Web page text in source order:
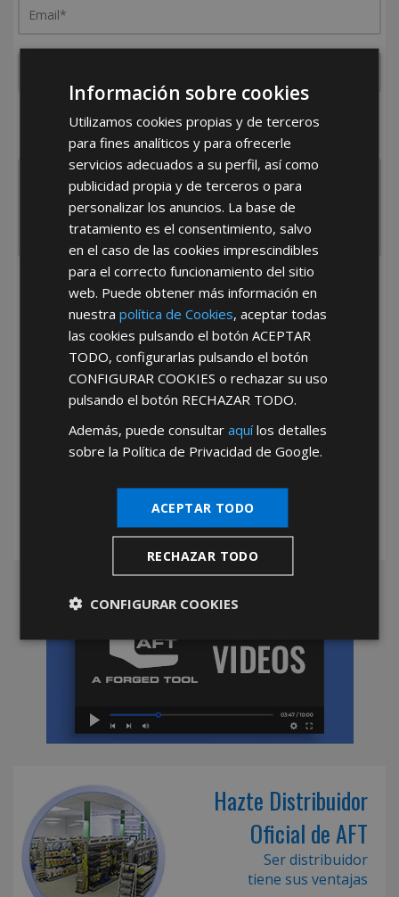
¿De dónde es la empresa?
España
Portugal Otros
He leído y acepto laPolítica de Privacidad
*Abstenerse particulares, sólo venta a tiendas y empresas minoristas y
mayoristas.
Hazte Distribuidor
Oficial de AFT
Ser distribuidor
tiene sus ventajas
Información sobre cookies
Utilizamos cookies propias y de terceros
para fines analíticos y para ofrecerle
servicios adecuados a su perfil, así como
publicidad propia y de terceros o para
personalizar los anuncios. La base de
tratamiento es el consentimiento, salvo
en el caso de las cookies imprescindibles
para el correcto funcionamiento del sitio
web. Puede obtener más información en
nuestrapolítica de Cookies, aceptar todas
las cookies pulsando el botónACEPTAR
TODO, configurarlas pulsando el botón
CONFIGURAR COOKIES o rechazar su uso
pulsando el botón RECHAZAR TODO.
Además, puede consultaraquílos detalles
sobre la Política de Privacidad de Google.
ACEPTAR TODO
RECHAZAR TODO
CONFIGURAR COOKIES